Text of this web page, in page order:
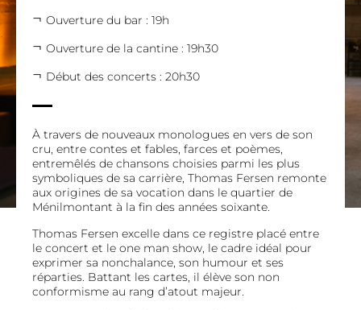
Ouverture du bar : 19h
Ouverture de la cantine : 19h30
Début des concerts : 20h30
À travers de nouveaux monologues en vers de son
cru, entre contes et fables, farces et poèmes,
entremêlés de chansons choisies parmi les plus
symboliques de sa carrière, Thomas Fersen remonte
aux origines de sa vocation dans le quartier de
Ménilmontant à la fin des années soixante.
Thomas Fersen excelle dans ce registre placé entre
le concert et le one man show, le cadre idéal pour
exprimer sa nonchalance, son humour et ses
réparties. Battant les cartes, il élève son non
conformisme au rang d’atout majeur.